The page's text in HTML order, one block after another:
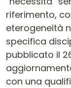
riferimento,
eterogeneità
specifica
pubblicato il
con una